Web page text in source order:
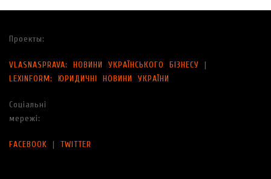
Проекты:
VLASNASPRAVA: НОВИНИ УКРАЇНСЬКОГО БІЗНЕСУ |
LEXINFORM: ЮРИДИЧНІ НОВИНИ УКРАЇНИ
Соціальні
мережі:
FACEBOOK | TWITTER